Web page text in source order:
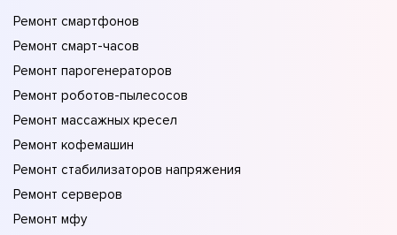
Ремонт смартфонов
Ремонт смарт-часов
Ремонт парогенераторов
Ремонт роботов-пылесосов
Ремонт массажных кресел
Ремонт кофемашин
Ремонт стабилизаторов напряжения
Ремонт серверов
Ремонт мфу